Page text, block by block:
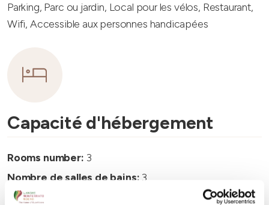
Parking, Parc ou jardin, Local pour les vélos, Restaurant,
Wifi, Accessible aux personnes handicapées
Capacité d'hébergement
Rooms number: 3
Nombre de salles de bains: 3
Beds number: